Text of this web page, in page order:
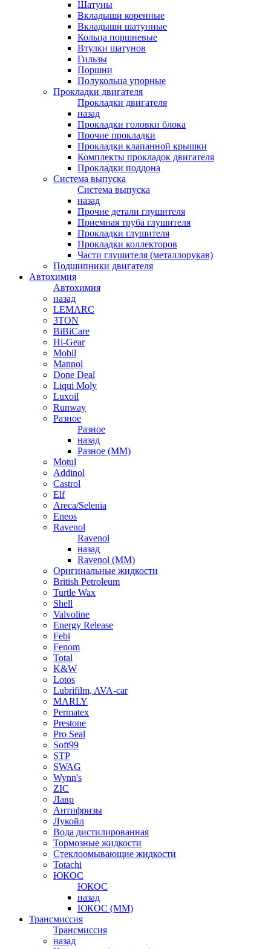
Шатуны
Вкладыши коренные
Вкладыши шатунные
Кольца поршневые
Втулки шатунов
Гильзы
Поршни
Полукольца упорные
Прокладки двигателя
Прокладки двигателя
назад
Прокладки головки блока
Прочие прокладки
Прокладки клапанной крышки
Комплекты прокладок двигателя
Прокладки поддона
Система выпуска
Система выпуска
назад
Прочие детали глушителя
Приемная труба глушителя
Прокладки глушителя
Прокладки коллекторов
Части глушителя (металлорукав)
Подшипники двигателя
Автохимия
Автохимия
назад
LEMARC
3TON
BiBiCare
Hi-Gear
Mobil
Mannol
Done Deal
Liqui Moly
Luxoil
Runway
Разное
Разное
назад
Разное (ММ)
Motul
Addinol
Castrol
Elf
Areca/Selenia
Eneos
Ravenol
Ravenol
назад
Ravenol (ММ)
Оригинальные жидкости
British Petroleum
Turtle Wax
Shell
Valvoline
Energy Release
Febi
Fenom
Total
K&W
Lotos
Lubrifilm, AVA-car
MARLY
Permatex
Prestone
Pro Seal
Soft99
STP
SWAG
Wynn's
ZIC
Лавр
Антифризы
Лукойл
Вода дистилированная
Тормозные жидкости
Стеклоомывающие жидкости
Totachi
ЮКОС
ЮКОС
назад
ЮКОС (ММ)
Трансмиссия
Трансмиссия
назад